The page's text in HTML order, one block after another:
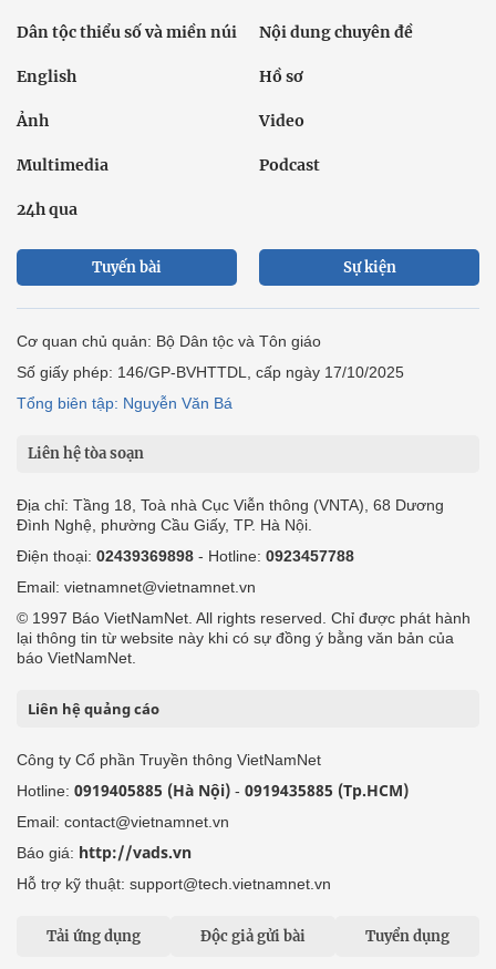
Dân tộc thiểu số và miền núi Nội dung chuyên đề
English Hồ sơ
Ảnh Video
Multimedia Podcast
24h qua
Tuyến bài Sự kiện
Cơ quan chủ quản: Bộ Dân tộc và Tôn giáo
Số giấy phép: 146/GP-BVHTTDL, cấp ngày 17/10/2025
Tổng biên tập: Nguyễn Văn Bá
Liên hệ tòa soạn
Địa chỉ: Tầng 18, Toà nhà Cục Viễn thông (VNTA), 68 Dương
Đình Nghệ, phường Cầu Giấy, TP. Hà Nội.
Điện thoại: 02439369898 - Hotline: 0923457788
Email: vietnamnet@vietnamnet.vn
© 1997 Báo VietNamNet. All rights reserved. Chỉ được phát hành
lại thông tin từ website này khi có sự đồng ý bằng văn bản của
báo VietNamNet.
Liên hệ quảng cáo
Công ty Cổ phần Truyền thông VietNamNet
Hotline: 0919405885 (Hà Nội) - 0919435885 (Tp.HCM)
Email: contact@vietnamnet.vn
Báo giá: http://vads.vn
Hỗ trợ kỹ thuật: support@tech.vietnamnet.vn
Tải ứng dụng Độc giả gửi bài Tuyển dụng